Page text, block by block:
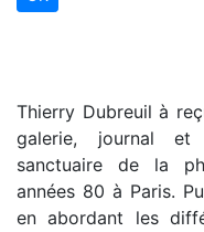
Thierry Dubreuil à
galerie, journal et
sanctuaire de la
années 80 à Paris.
en abordant les